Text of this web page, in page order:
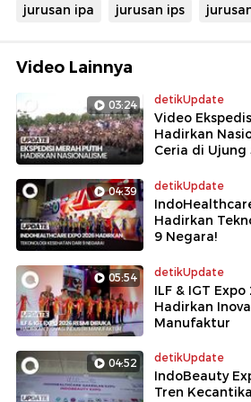
jurusan ipa
jurusan ips
Video Lainnya
03:24 detikUpdate
Video
Hadirkan
Ceria di Ujung
04:39 detikUpdate
Hadirkan
9 Negara!
05:54 detikUpdate
ILF & IGT
Hadirkan
Manufaktur
04:52 detikUpdate
IndoBeauty
Tren